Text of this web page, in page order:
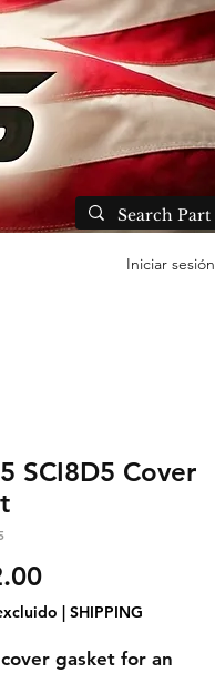
Iniciar sesión
SCI8D5 Cover
Precio
| SHIPPING
gasket for an